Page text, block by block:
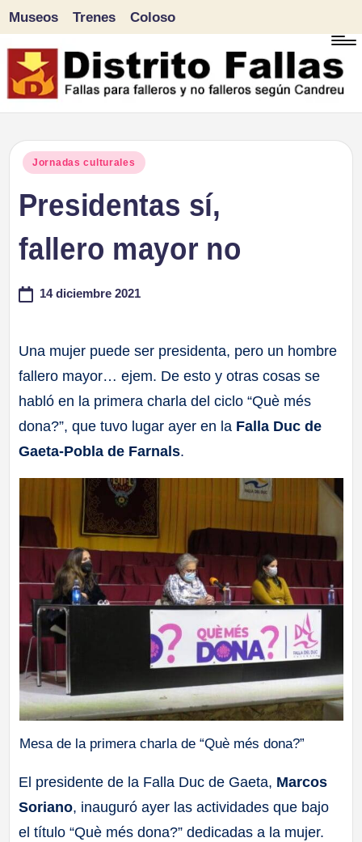
Saltar
al
Museos Trenes Coloso
Publicado
Jornadas culturales
Presidentas sí,
fallero mayor no
14 diciembre 2021
Una mujer puede ser presidenta, pero un hombre
fallero mayor… ejem. De esto y otras cosas se
habló en la primera charla del ciclo “Què més
dona?”, que tuvo lugar ayer en la Falla Duc de
Gaeta-Pobla de Farnals.
Mesa de la primera charla de “Què més dona?”
El presidente de la Falla Duc de Gaeta, Marcos
Soriano, inauguró ayer las actividades que bajo
el título “Què més dona?” dedicadas a la mujer.